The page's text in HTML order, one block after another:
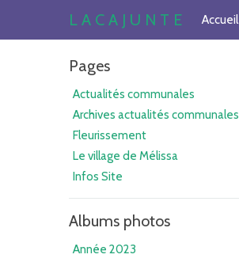
L A C A J U N T E Accueil
Pages
Actualités communales
Archives actualités communales
Fleurissement
Le village de Mélissa
Infos Site
Albums photos
Année 2023